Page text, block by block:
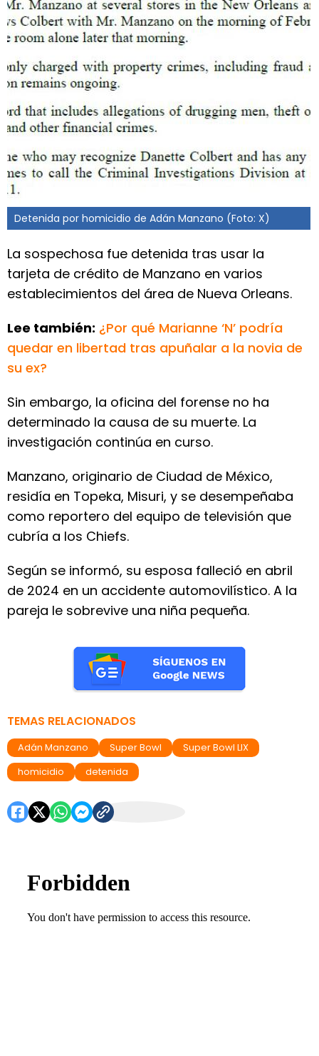
Detenida por homicidio de Adán Manzano (Foto: X)
La sospechosa fue detenida tras usar la
tarjeta de crédito de Manzano en varios
establecimientos del área de Nueva Orleans.
Lee también: ¿Por qué Marianne ‘N’ podría
quedar en libertad tras apuñalar a la novia de
su ex?
Sin embargo, la oficina del forense no ha
determinado la causa de su muerte. La
investigación continúa en curso.
Manzano, originario de Ciudad de México,
residía en Topeka, Misuri, y se desempeñaba
como reportero del equipo de televisión que
cubría a los Chiefs.
Según se informó, su esposa falleció en abril
de 2024 en un accidente automovilístico. A la
pareja le sobrevive una niña pequeña.
TEMAS RELACIONADOS
Adán Manzano Super Bowl
Super Bowl LIX
homicidio
detenida